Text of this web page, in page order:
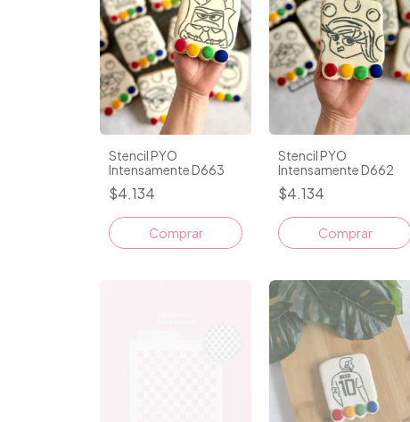
Stencil PYO
Intensamente D663
$4.134
Comprar
Stencil PYO
Intensamente D662
$4.134
Comprar